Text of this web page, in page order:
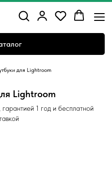
для Lightroom
Lightroom
1 год и бесплатной